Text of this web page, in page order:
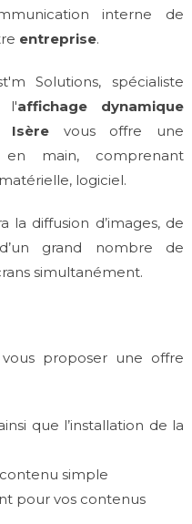
interne de
entreprise.
Solutions, spécialiste
l'affichage dynamique
Isèrevous offre une
main, comprenant
logiciel.
diffusion d’images, de
grand nombre de
simultanément.
proposer une offre
que l’installation de la
simple
pour vos contenus